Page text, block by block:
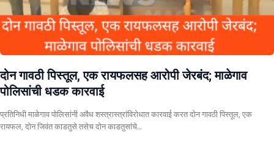
दोन गावठी पिस्तूल, एक रायफलसह आरोपी जेरबंद; माळेगाव
पोलिसांची धडक कारवाई
प्रतिनिधी माळेगाव पोलिसांनी अवैध शस्त्रास्त्रांविरोधात कारवाई करत दोन गावठी पिस्तूल, एक
रायफल, दोन जिवंत काडतुसे तसेच दोन काडतुसांचे…